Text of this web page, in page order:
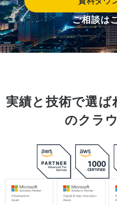
ご相談は
実績と技術で選
のクラ